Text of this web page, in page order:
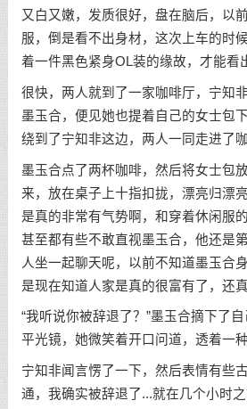
又白又嫩，发质很好，盘在脑后，以
服，倒是看不出身材，这次上车的时
着一件黑色紧身OL装的缘故，才能看
很快，两人就到了一家咖啡厅，宁知
墨玉合，便见她也提着自己的女士包
绕到了宁知非这边，两人一同走进了咖
墨玉合点了两杯咖啡，然后将女士包
来，放在桌子上十指扣拢，漂亮归漂
是真的非常有气势啊，和穿着休闲服
甚至都有些不敢直视墨玉合，他还是
人坐一起聊天呢，以前不知道墨玉合
是现在知道人家是真的很富有了，还真
“我听说你被辞退了？”墨玉合摘下了
平光镜，她微笑着开口问道，透着一
宁知非闻言愣了一下，然后表情有些
通，我确实被辞退了...就在几个小时之